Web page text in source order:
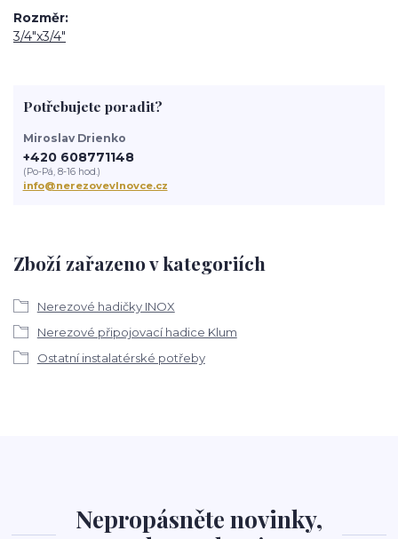
Rozměr
3/4"x3/4"
Zboží zařazeno v kategoriích
Nerezové hadičky INOX
Nerezové připojovací hadice Klum
Ostatní instalatérské potřeby
Potřebujete poradit?
Miroslav Drienko
+420 608771148
(Po-Pá, 8-16 hod.)
info@nerezovevlnovce.cz
Nepropásněte novinky,